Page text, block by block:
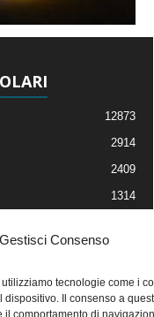
Gestisci Consenso
tecnologie come i
Il consenso a
comportamento di
12873
2914
2409
1314